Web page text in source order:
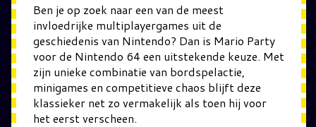
Ben je op zoek naar een van de meest
invloedrijke multiplayergames uit de
geschiedenis van Nintendo? Dan is Mario Party
voor de Nintendo 64 een uitstekende keuze. Met
zijn unieke combinatie van bordspelactie,
minigames en competitieve chaos blijft deze
klassieker net zo vermakelijk als toen hij voor
het eerst verscheen.